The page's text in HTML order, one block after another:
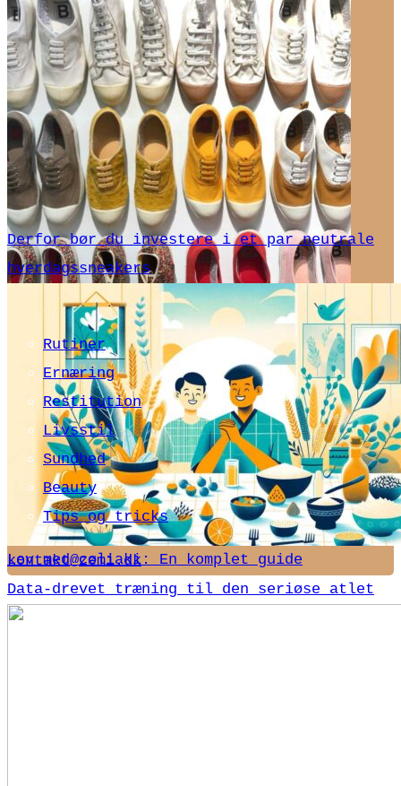
Derfor bør du investere i et par neutrale
hverdagssneakers
Lev med cøliaki: En komplet guide
Data-drevet træning til den seriøse atlet
Rutiner
Ernæring
Restitution
Livsstil
Sundhed
Beauty
Tips og tricks
kontakt@zemi.dk